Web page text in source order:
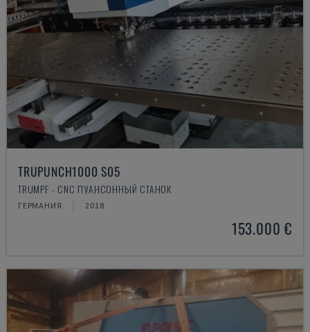
TRUPUNCH1000 S05
TRUMPF - CNC ПУАНСОННЫЙ СТАНОК
ГЕРМАНИЯ 2018
153.000 €